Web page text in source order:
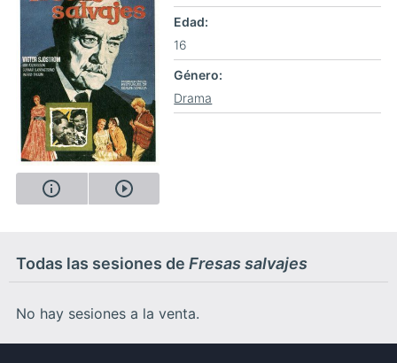
Edad
16
Género
Drama
Todas las sesiones de Fresas salvajes
No hay sesiones a la venta.